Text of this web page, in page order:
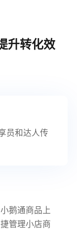
升转化效
员和达人传
鹅通商品上
管理小店商